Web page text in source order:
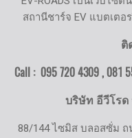
สถานีชาร์จ EV แบตเต
ติ
Call : 095 720 4309 , 081
บริษัท อีวีโรด
88/144 ไซมิส บลอสซั่ม